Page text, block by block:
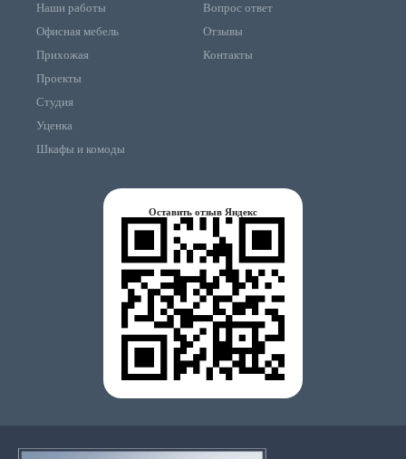
Наши работы
Офисная мебель
Прихожая
Проекты
Студия
Уценка
Шкафы и комоды
Вопрос ответ
Отзывы
Контакты
Оставить отзыв Яндекс